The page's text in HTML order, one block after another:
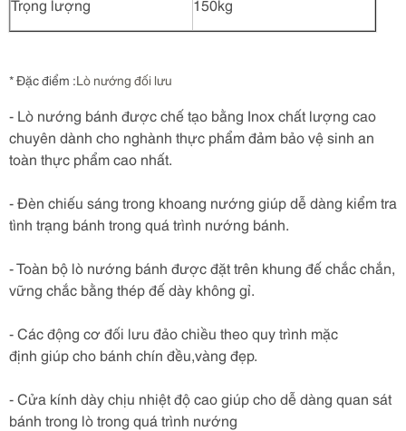
* Đặc điểm :Lò nướng đối lưu
- Lò nướng bánh được chế tạo bằng Inox chất lượng cao
chuyên dành cho nghành thực phẩm đảm bảo vệ sinh an
toàn thực phẩm cao nhất.
- Đèn chiếu sáng trong khoang nướng giúp dễ dàng kiểm tra
tình trạng bánh trong quá trình nướng bánh.
- Toàn bộ lò nướng bánh được đặt trên khung đế chắc chắn,
vững chắc bằng thép đế dày không gỉ.
- Các động cơ đối lưu đảo chiều theo quy trình mặc
định giúp cho bánh chín đều,vàng đẹp.
- Cửa kính dày chịu nhiệt độ cao giúp cho dễ dàng quan sát
bánh trong lò trong quá trình nướng